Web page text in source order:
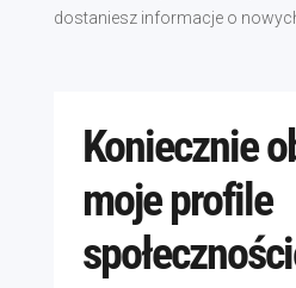
dostaniesz informacje o
Koniecznie
moje profile